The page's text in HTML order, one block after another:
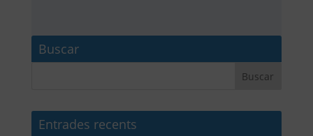
Buscar
Entrades recents